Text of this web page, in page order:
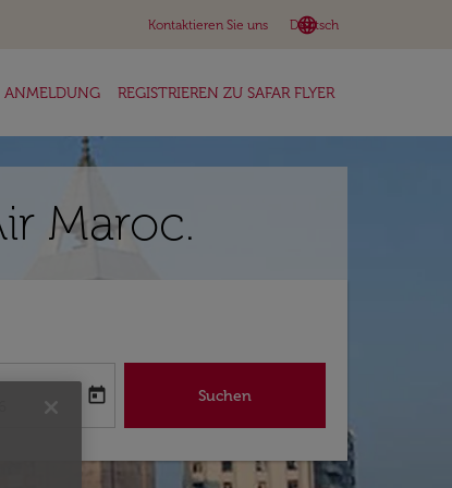
Kontaktieren Sie uns language
Deutsch
keyboard_arrow_down
ANMELDUNG REGISTRIEREN ZU SAFAR FLYER
Maroc.
return-date-aria-label
today Suchen